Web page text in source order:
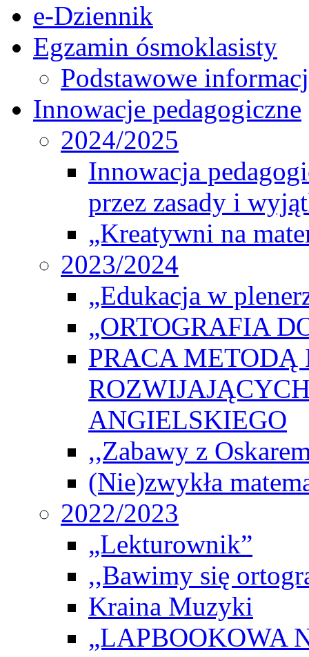
e-Dziennik
Egzamin ósmoklasisty
Podstawowe
Innowacje pedagogiczne
2024/2025
Innowacja
przez zasady i
„Kreatywni na
2023/2024
„Edukacja w
„ORTOGRAFIA
PRACA METODĄ
ANGIELSKIEGO
,,Zabawy z
(Nie)zwykła
2022/2023
„Lekturownik”
,,Bawimy się
Kraina Muzyki
„LAPBOOKOWA